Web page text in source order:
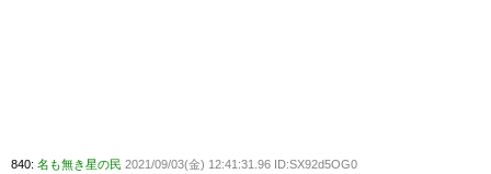
840: 名も無き星の民 2021/09/03(金) 12:41:31.96 ID:SX92d5OG0